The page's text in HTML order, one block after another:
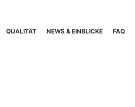
QUALITÄT NEWS & EINBLICKE FAQ